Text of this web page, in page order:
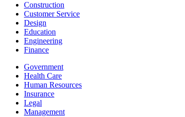
Construction
Customer Service
Design
Education
Engineering
Finance
Government
Health Care
Human Resources
Insurance
Legal
Management